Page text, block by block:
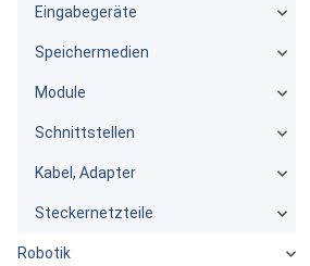
Eingabegeräte
Speichermedien
Module
Schnittstellen
Kabel, Adapter
Steckernetzteile
Robotik